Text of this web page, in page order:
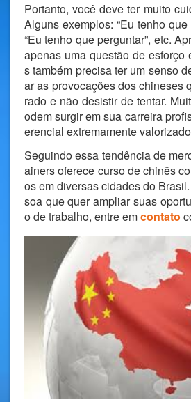
Portanto, você deve ter muito
Alguns exemplos: “Eu tenho
“Eu tenho que perguntar”, etc.
apenas uma questão de esforço
s também precisa ter um senso
ar as provocações dos chineses
rado e não desistir de tentar.
odem surgir em sua carreira
erencial extremamente
Seguindo essa tendência de
ainers oferece curso de chinês
os em diversas cidades do
soa que quer ampliar suas
o de trabalho, entre emcontato